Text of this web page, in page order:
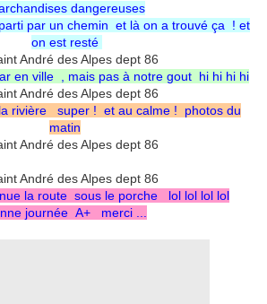
dangereuses
par un chemin et là on a trouvé ça ! et
on est resté
en ville , mais pas à notre gout hi hi hi hi
rivière super ! et au calme ! photos du
matin
la route sous le porche lol lol lol lol
journée A+ merci ...